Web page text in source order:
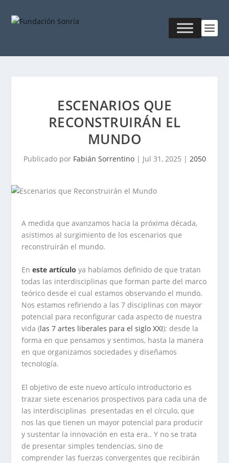
ESCENARIOS QUE
RECONSTRUIRÁN EL
MUNDO
Publicado por Fabián Sorrentino| Jul 31, 2025 | 2050
A medida que avanzamos hacia la próxima década,
asistimos al surgimiento de los escenarios que
reconstruirán el mundo.
Eneste artículo ya habíamos definido de que tratan
todas las interdisciplinas que forman parte del marco
teórico desde el cual estamos observando el mundo.
Nos estamos refiriendo a las 7 disciplinas con mayor
potencial para reconfigurar cada aspecto de nuestra
vida (las 7 artes liberales para el siglo XXI): desde la
forma en que pensamos y sentimos, hasta la manera
en que organizamos sociedades y diseñamos
tecnología.
El objetivo de este nuevo artículo introductorio es
trazar siete escenarios prospectivos para cada una de
las interdisciplinas presentadas en el círculo, que
nos las que tienen un mayor potencial para producir
y sustentar la innovación en esta era.. Y no se trata
de presentar simples tendencias, sino de
comprender las fuerzas convergentes que recibirán